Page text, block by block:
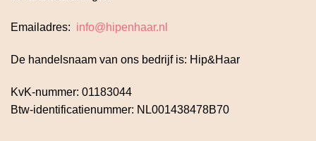
Emailadres: info@hipenhaar.nl
De handelsnaam van ons bedrijf is: Hip&Haar
KvK-nummer: 01183044
Btw-identificatienummer: NL001438478B70